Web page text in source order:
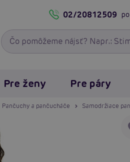
02/20812509
Pre ženy Pre páry
Pančuchy a pančucháče Samodržiace